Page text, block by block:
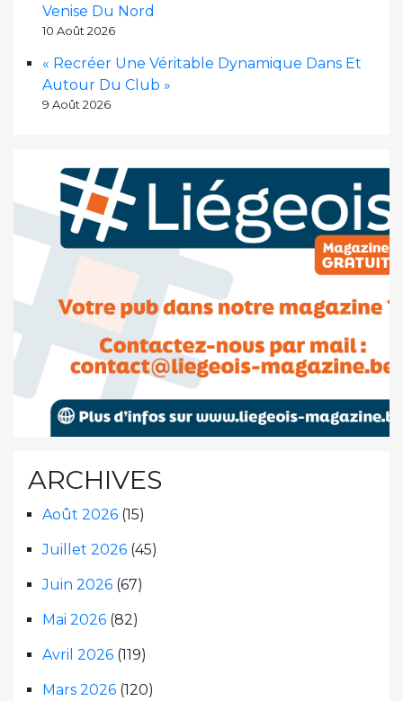
Venise Du Nord
10 Août 2026
« Recréer Une Véritable Dynamique Dans Et
Autour Du Club »
9 Août 2026
ARCHIVES
Août 2026 (15)
Juillet 2026 (45)
Juin 2026 (67)
Mai 2026 (82)
Avril 2026 (119)
Mars 2026 (120)